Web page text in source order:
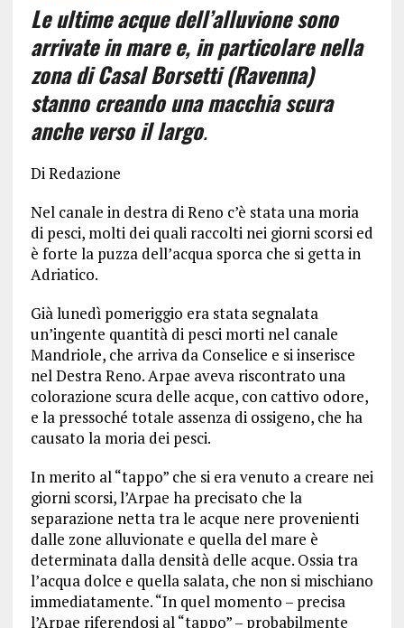
Le ultime acque dell’alluvione sono
arrivate in mare e, in particolare nella
zona di Casal Borsetti (Ravenna)
stanno creando una macchia scura
anche verso il largo.
Di Redazione
Nel canale in destra di Reno c’è stata una moria
di pesci, molti dei quali raccolti nei giorni scorsi ed
è forte la puzza dell’acqua sporca che si getta in
Adriatico.
Già lunedì pomeriggio era stata segnalata
un’ingente quantità di pesci morti nel canale
Mandriole, che arriva da Conselice e si inserisce
nel Destra Reno. Arpae aveva riscontrato una
colorazione scura delle acque, con cattivo odore,
e la pressoché totale assenza di ossigeno, che ha
causato la moria dei pesci.
In merito al “tappo” che si era venuto a creare nei
giorni scorsi, l’Arpae ha precisato che la
separazione netta tra le acque nere provenienti
dalle zone alluvionate e quella del mare è
determinata dalla densità delle acque. Ossia tra
l’acqua dolce e quella salata, che non si mischiano
immediatamente. “In quel momento – precisa
l’Arpae riferendosi al “tappo” – probabilmente